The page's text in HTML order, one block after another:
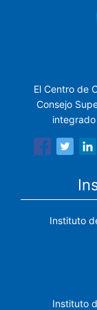
El Centro de
Consejo
Instituto
Instituto